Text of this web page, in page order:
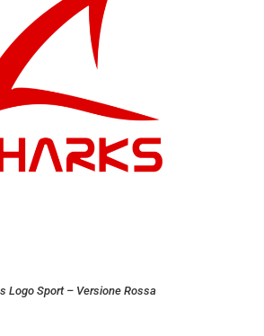
Logo Sport – Versione Rossa